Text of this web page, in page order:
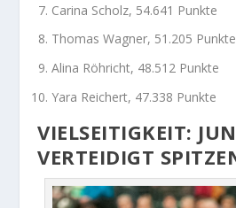
Carina Scholz, 54.641 Punkte
Thomas Wagner, 51.205 Punkte
Alina Röhricht, 48.512 Punkte
Yara Reichert, 47.338 Punkte
VIELSEITIGKEIT:
VERTEIDIGT